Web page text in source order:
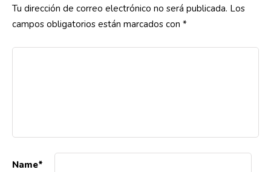
Tu dirección de correo electrónico no será publicada. Los
campos obligatorios están marcados con *
Name*